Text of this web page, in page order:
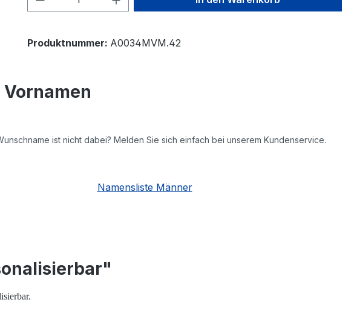
Produktnummer: A0034MVM.42
ist nicht dabei? Melden Sie sich einfach bei unserem Kundenservice.
Namensliste Männer